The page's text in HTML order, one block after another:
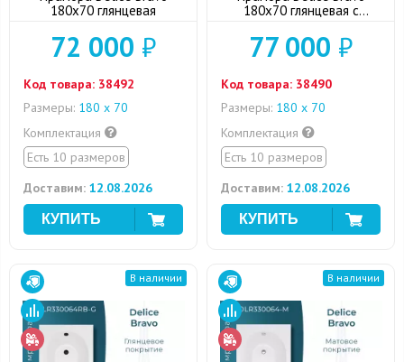
180x70 глянцевая
72 000 ₽
Код товара: 38492
Размеры: 180 x 70
Комплектация
Есть 10 размеров
Доставим: 12.08.2026
180x70 глянцевая с
77 000 ₽
Код товара: 38490
Размеры: 180 x 70
Комплектация
Есть 10 размеров
Доставим: 12.08.2026
В наличии В наличии